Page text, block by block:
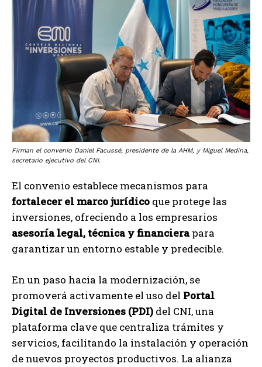
Firman el convenio Daniel Facussé, presidente de la AHM, y Miguel Medina,
secretario ejecutivo del CNI.
El convenio establece mecanismos para
fortalecer el marco jurídico que protege las
inversiones, ofreciendo a los empresarios
asesoría legal, técnica y financierapara
garantizar un entorno estable y predecible.
En un paso hacia la modernización, se
promoverá activamente el uso del Portal
Digital de Inversiones (PDI) del CNI, una
plataforma clave que centraliza trámites y
servicios, facilitando la instalación y operación
de nuevos proyectos productivos. La alianza